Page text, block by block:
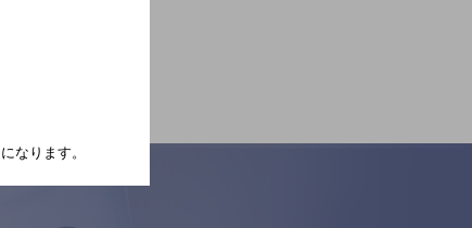
なります。